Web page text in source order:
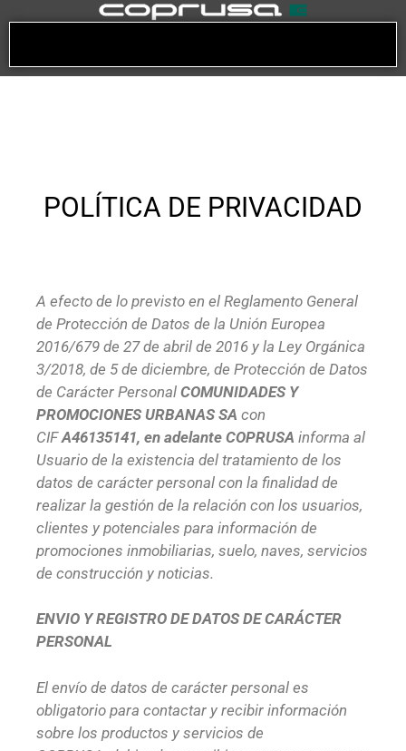
POLÍTICA DE PRIVACIDAD
A efecto de lo previsto en el Reglamento General
de Protección de Datos de la Unión Europea
2016/679 de 27 de abril de 2016 y la Ley Orgánica
3/2018, de 5 de diciembre, de Protección de Datos
de Carácter Personal COMUNIDADES Y
PROMOCIONES URBANAS SA con
CIFA46135141, en adelante COPRUSA informa al
Usuario de la existencia del tratamiento de los
datos de carácter personal con la finalidad de
realizar la gestión de la relación con los usuarios,
clientes y potenciales para información de
promociones inmobiliarias, suelo, naves, servicios
de construcción y noticias.
ENVIO Y REGISTRO DE DATOS DE CARÁCTER
PERSONAL
El envío de datos de carácter personal es
obligatorio para contactar y recibir información
sobre los productos y servicios de